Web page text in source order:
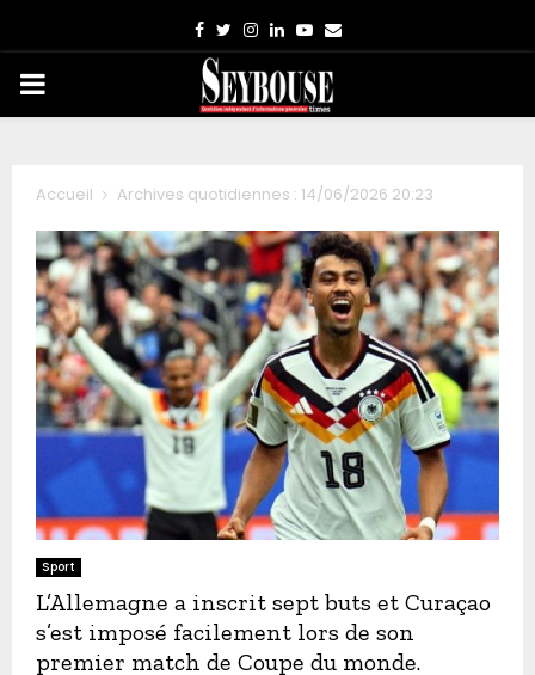
Facebook
TwitterInstagram
LinkedinYoutube
Email
PRIMARY
Accueil Archives quotidiennes : 14/06/2026 20:23
Sport
L’Allemagne a inscrit sept buts et Curaçao
s’est imposé facilement lors de son
premier match de Coupe du monde.